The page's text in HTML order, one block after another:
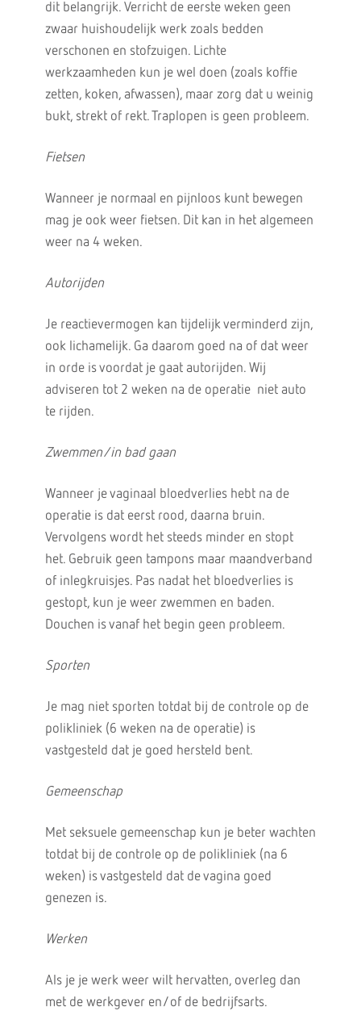
dit belangrijk. Verricht de eerste weken geen
zwaar huishoudelijk werk zoals bedden
verschonen en stofzuigen. Lichte
werkzaamheden kun je wel doen (zoals koffie
zetten, koken, afwassen), maar zorg dat u weinig
bukt, strekt of rekt. Traplopen is geen probleem.
Fietsen
Wanneer je normaal en pijnloos kunt bewegen
mag je ook weer fietsen. Dit kan in het algemeen
weer na 4 weken.
Autorijden
Je reactievermogen kan tijdelijk verminderd zijn,
ook lichamelijk. Ga daarom goed na of dat weer
in orde is voordat je gaat autorijden. Wij
adviseren tot 2 weken na de operatie niet auto
te rijden.
Zwemmen/in bad gaan
Wanneer je vaginaal bloedverlies hebt na de
operatie is dat eerst rood, daarna bruin.
Vervolgens wordt het steeds minder en stopt
het. Gebruik geen tampons maar maandverband
of inlegkruisjes. Pas nadat het bloedverlies is
gestopt, kun je weer zwemmen en baden.
Douchen is vanaf het begin geen probleem.
Sporten
Je mag niet sporten totdat bij de controle op de
polikliniek (6 weken na de operatie) is
vastgesteld dat je goed hersteld bent.
Gemeenschap
Met seksuele gemeenschap kun je beter wachten
totdat bij de controle op de polikliniek (na 6
weken) is vastgesteld dat de vagina goed
genezen is.
Werken
Als je je werk weer wilt hervatten, overleg dan
met de werkgever en/of de bedrijfsarts.